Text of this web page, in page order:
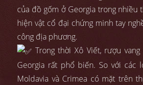
của đồ gốm ở Georgia trong nhiều
hiện vật cổ đại chứng minh tay
công địa phương.
Trong thời Xô Viết, rượu
Georgia rất phổ biến. So với các
Moldavia và Crimea có mặt trên